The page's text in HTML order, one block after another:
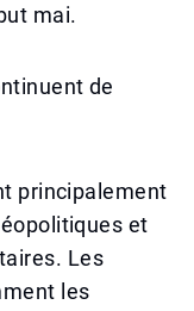
mai.
de
principalement
et
Les
les